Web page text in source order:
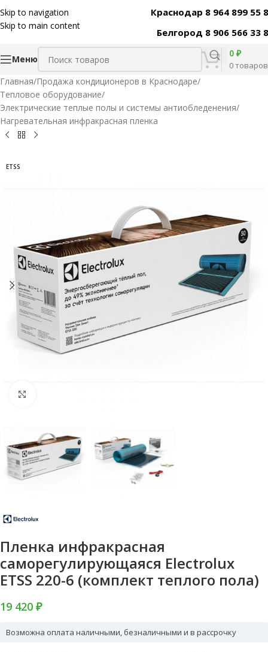
Skip to navigation
Skip to main content
Краснодар 8 964 899 55
Белгород 8 906 566 33
Меню
0товаров
0 ₽
Главная/Продажа кондиционеров в Краснодаре/
Тепловое оборудование/
Электрические теплые полы и системы антиобледенения/
Нагревательная инфракрасная пленка
Код товара:30733
ETSS
Пленка инфракрасная
саморегулирующаяся Electrolux
ETSS 220-6 (комплект теплого пола)
19 420 ₽
Возможна оплата наличными, безналичными и в рассрочку